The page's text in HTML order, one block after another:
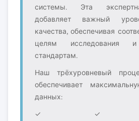
системы. Эта
добавляет важный
качества, обеспечивая
целям исследования
стандартам.
Наш трёхуровневый
обеспечивает
данных:
✓
✓